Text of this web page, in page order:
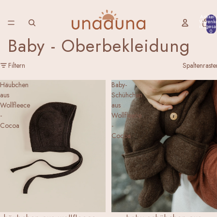
Artikel
0
Baby - Oberbekleidung
Filtern
Häubchen
aus
Wollfleece
-
Cocoa
Baby-
Schühchen
aus
Wollfleece
-
Cocoa